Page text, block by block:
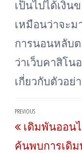
เป็นไปได้เ
เหมือนว่าจะม
การนอนหลับ
ว่าเว็บคาสิโ
เกี่ยวกับตัวอย่
Post
navigation
Previous
Post
PREVIOUS
เดิมพันออน
ค้นพบการเดิ